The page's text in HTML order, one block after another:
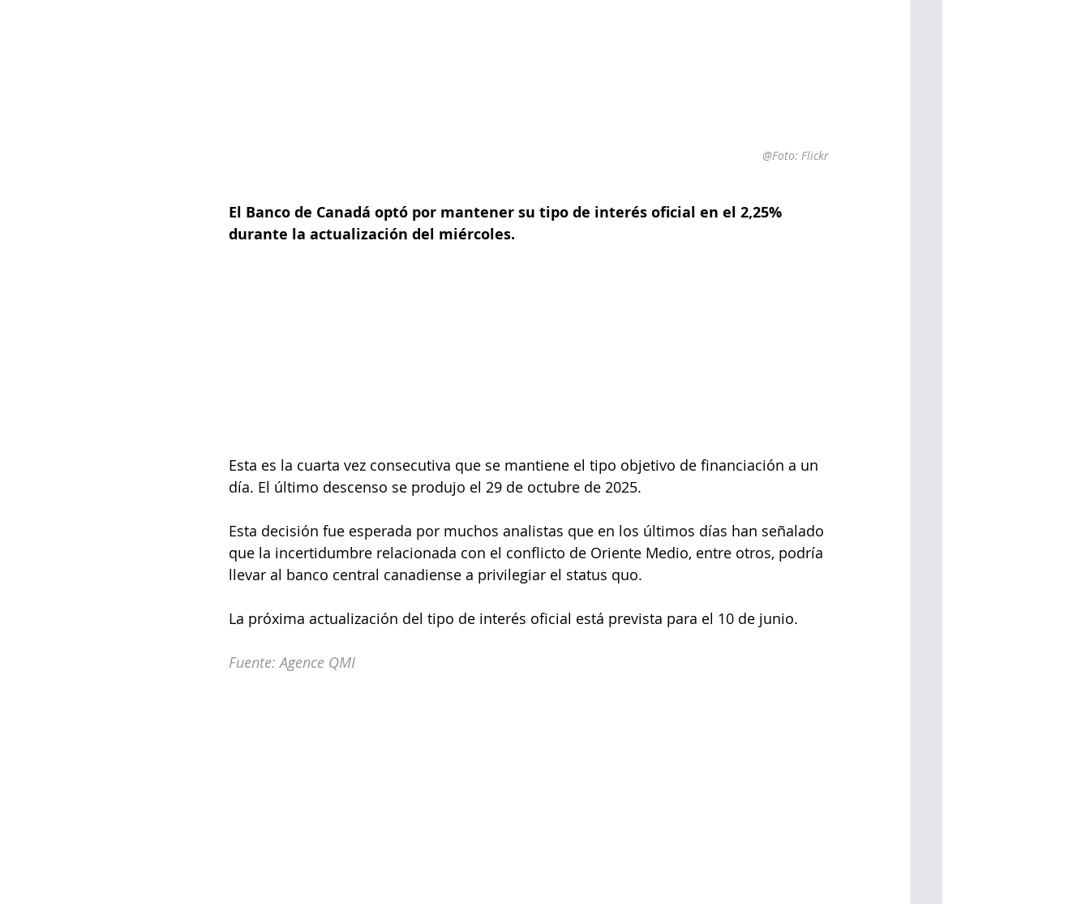
@Foto: Flickr
El Banco de Canadá optó por mantener su tipo de interés oficial en el 2,25%
durante la actualización del miércoles.
Esta es la cuarta vez consecutiva que se mantiene el tipo objetivo de financiación a un
día. El último descenso se produjo el 29 de octubre de 2025.
Esta decisión fue esperada por muchos analistas que en los últimos días han señalado
que la incertidumbre relacionada con el conflicto de Oriente Medio, entre otros, podría
llevar al banco central canadiense a privilegiar el status quo.
La próxima actualización del tipo de interés oficial está prevista para el 10 de junio.
Fuente: Agence QMI